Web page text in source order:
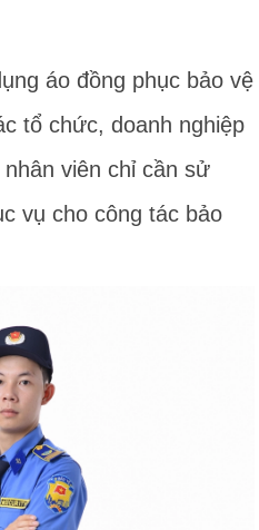
áo đồng phục bảo vệ
tổ chức, doanh nghiệp
viên chỉ cần sử
vụ cho công tác bảo